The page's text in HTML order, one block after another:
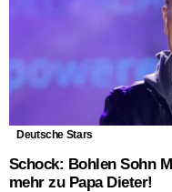
Deutsche Stars
Schock: Bohlen Sohn
mehr zu Papa Dieter!